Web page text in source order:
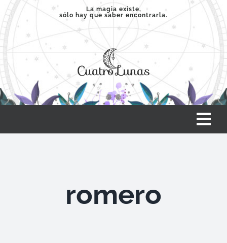
Saltar
contenido
La magia existe,
sólo hay que saber encontrarla.
romero